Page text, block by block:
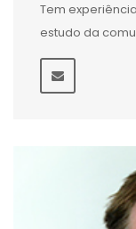
Tem
estudo da